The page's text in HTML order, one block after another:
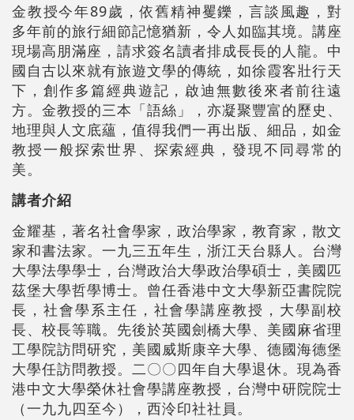
金教授今年89歲，依舊精神矍鑠，言談風趣，對
多年前的旅行細節記憶猶新，令人如臨其境。講座
現場高朋滿座，請求簽名讀者排成長長的人龍。中
國自古以來就有旅遊文學的傳統，如徐霞客壯行天
下，創作多篇經典遊記，啟迪無數後來者前往遠
方。金教授的三本「語絲」，亦凝聚豐富的歷史、
地理與人文底蘊，值得我們一再出版、細品，如金
教授一般探索世界、探索經典，發現不同尋常的
美。
講者介紹
金耀基，著名社會學家，政治學家，教育家，散文
家和書法家。一九三五年生，浙江天台縣人。台灣
大學法學學士，台灣政治大學政治學碩士，美國匹
茲堡大學哲學博士。曾任香港中文大學新亞書院院
長，社會學系主任，社會學講座教授，大學副校
長、校長等職。先後於英國劍橋大學、美國麻省理
工學院訪問研究，美國威斯康辛大學、德國海德堡
大學任訪問教授。二〇〇四年自大學退休。現為香
港中文大學榮休社會學講座教授，台灣中研院院士
（一九九四至今），西泠印社社員。